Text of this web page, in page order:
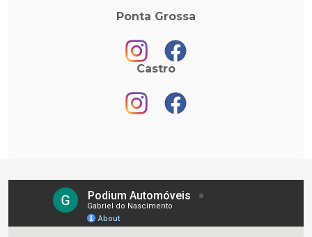
Ponta Grossa
Castro